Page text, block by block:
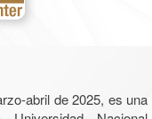
abril de 2025, es una